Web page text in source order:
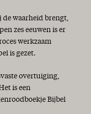
de waarheid brengt,
zes eeuwen is er
werkzaam
is gezet.
overtuiging,
is een
Bijbel